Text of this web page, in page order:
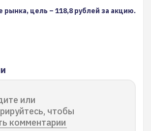
рынка, цель – 118,8 рублей за акцию.
или
чтобы
комментарии